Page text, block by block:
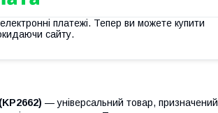
платежі. Тепер ви можете купити
сайту.
— універсальний товар, призначений